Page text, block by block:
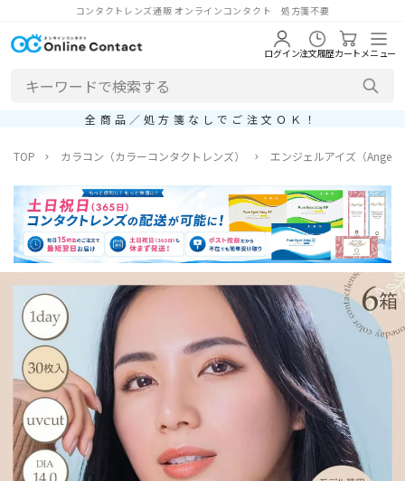
コンタクトレンズ通販 オンラインコンタクト 処方箋不要
ログイン注文履歴カートメニュー
全商品／処方箋なしでご注文ＯＫ！
TOP カラコン（カラーコンタクトレンズ） エンジェルアイズ（Angel